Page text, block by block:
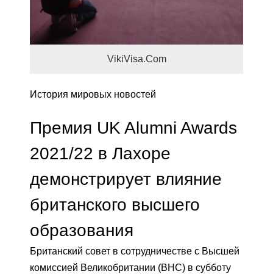
VikiVisa.Com
История мировых новостей
Премия UK Alumni Awards
2021/22 в Лахоре
демонстрирует влияние
британского высшего
образования
Британский совет в сотрудничестве с Высшей
комиссией Великобритании (BHC) в субботу